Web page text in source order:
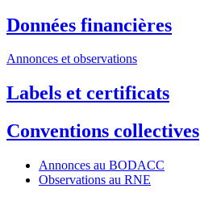
Données financières
Annonces et observations
Labels et certificats
Conventions collectives
Annonces au BODACC
Observations au RNE